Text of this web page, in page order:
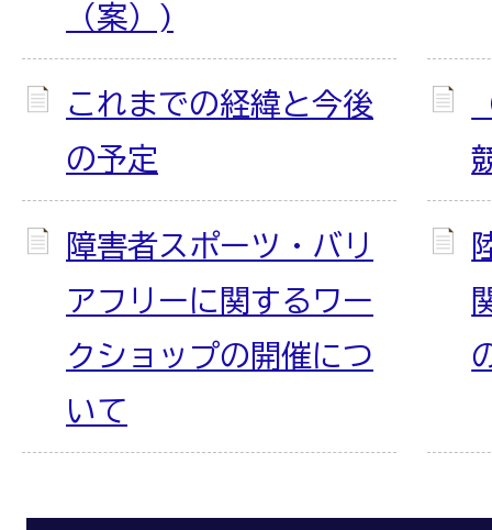
（案）)
これまでの経緯と今後
の予定
障害者スポーツ・バリ
アフリーに関するワー
クショップの開催につ
いて